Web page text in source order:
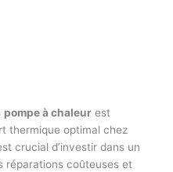
pompe à chaleur est
thermique optimal chez
crucial d’investir dans un
réparations coûteuses et